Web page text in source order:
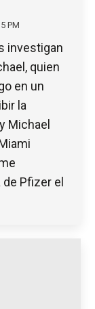
PM
investigan
quien
en un
la
Michael
Pfizer el